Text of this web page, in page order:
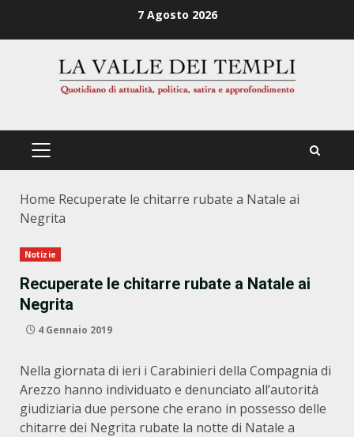
7 Agosto 2026
PRIMÄRES
Home Recuperate le chitarre rubate a Natale ai
Negrita
Notizie
Recuperate le chitarre rubate a Natale ai
Negrita
4 Gennaio 2019
Nella giornata di ieri i Carabinieri della Compagnia di
Arezzo hanno individuato e denunciato all’autorità
giudiziaria due persone che erano in possesso delle
chitarre dei Negrita rubate la notte di Natale a